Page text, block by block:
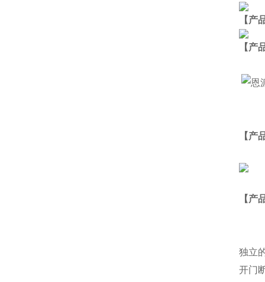
【产
【产
【产
【产
独立
开门